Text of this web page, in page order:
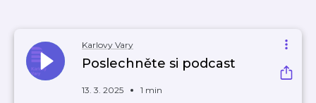
Karlovy Vary
Poslechněte si podcast
13. 3. 2025 1 min